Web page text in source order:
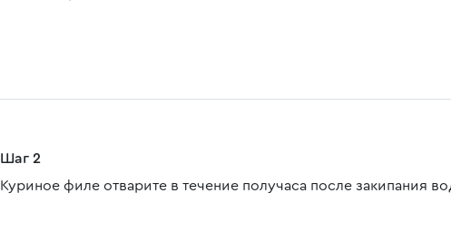
Шаг 2
Куриное филе отварите в течение получаса после закипания